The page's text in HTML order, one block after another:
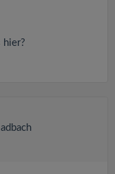
hier?